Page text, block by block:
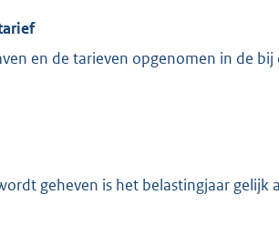
en de tarieven opgenomen in de
geheven is het belastingjaar gelijk